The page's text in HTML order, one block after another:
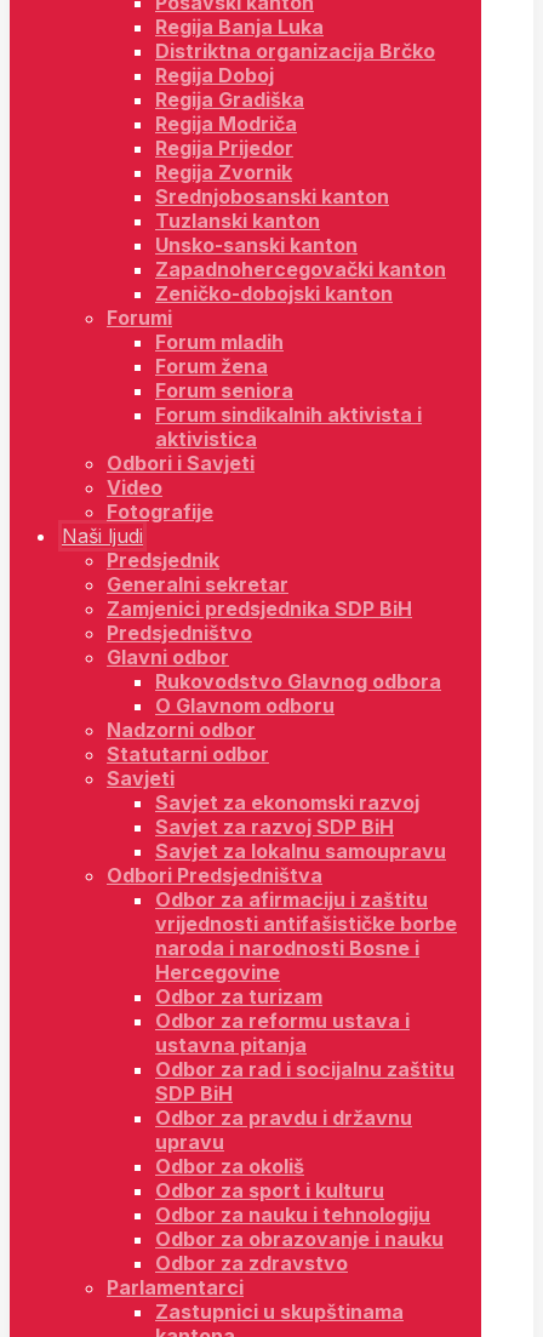
Regija Banja Luka
Distriktna organizacija Brčko
Regija Doboj
Regija Gradiška
Regija Modriča
Regija Prijedor
Regija Zvornik
Srednjobosanski kanton
Tuzlanski kanton
Unsko-sanski kanton
Zapadnohercegovački kanton
Zeničko-dobojski kanton
Forumi
Forum mladih
Forum žena
Forum seniora
Forum sindikalnih aktivista i
aktivistica
Odbori i Savjeti
Video
Fotografije
Naši ljudi
Predsjednik
Generalni sekretar
Zamjenici predsjednika SDP BiH
Predsjedništvo
Glavni odbor
Rukovodstvo Glavnog odbora
O Glavnom odboru
Nadzorni odbor
Statutarni odbor
Savjeti
Savjet za ekonomski razvoj
Savjet za razvoj SDP BiH
Savjet za lokalnu samoupravu
Odbori Predsjedništva
Odbor za afirmaciju i zaštitu
vrijednosti antifašističke borbe
naroda i narodnosti Bosne i
Hercegovine
Odbor za turizam
Odbor za reformu ustava i
ustavna pitanja
Odbor za rad i socijalnu zaštitu
SDP BiH
Odbor za pravdu i državnu
upravu
Odbor za okoliš
Odbor za sport i kulturu
Odbor za nauku i tehnologiju
Odbor za obrazovanje i nauku
Odbor za zdravstvo
Parlamentarci
Zastupnici u skupštinama